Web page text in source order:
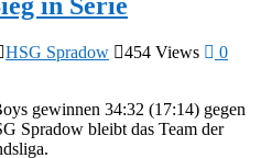
HSG Spradow 454 Views
0
gewinnen 34:32 (17:14) gegen
Spradow bleibt das Team der